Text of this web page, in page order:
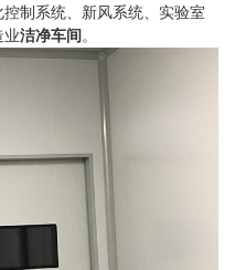
制系统、新风系统、实验室
业洁净车间 。